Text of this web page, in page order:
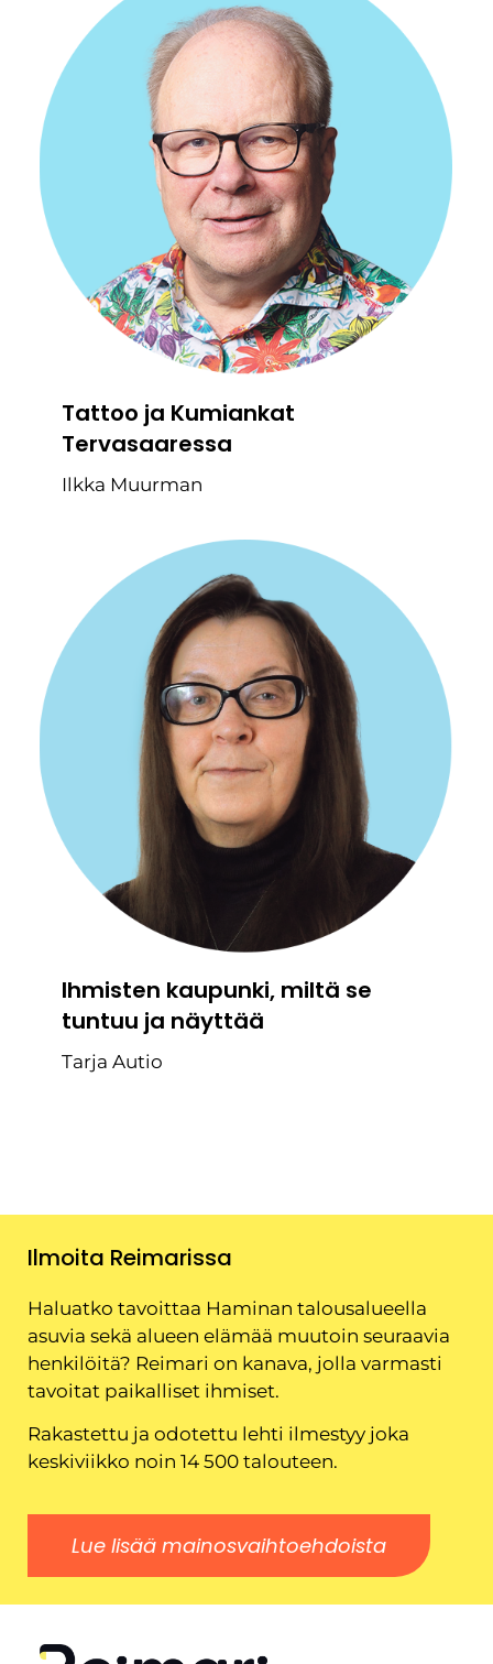
Tattoo ja Kumiankat
Tervasaaressa
Ilkka Muurman
Ihmisten kaupunki, miltä se
tuntuu ja näyttää
Tarja Autio
Ilmoita Reimarissa
Haluatko tavoittaa Haminan talousalueella
asuvia sekä alueen elämää muutoin seuraavia
henkilöitä? Reimari on kanava, jolla varmasti
tavoitat paikalliset ihmiset.
Rakastettu ja odotettu lehti ilmestyy joka
keskiviikko noin 14 500 talouteen.
Lue lisää mainosvaihtoehdoista